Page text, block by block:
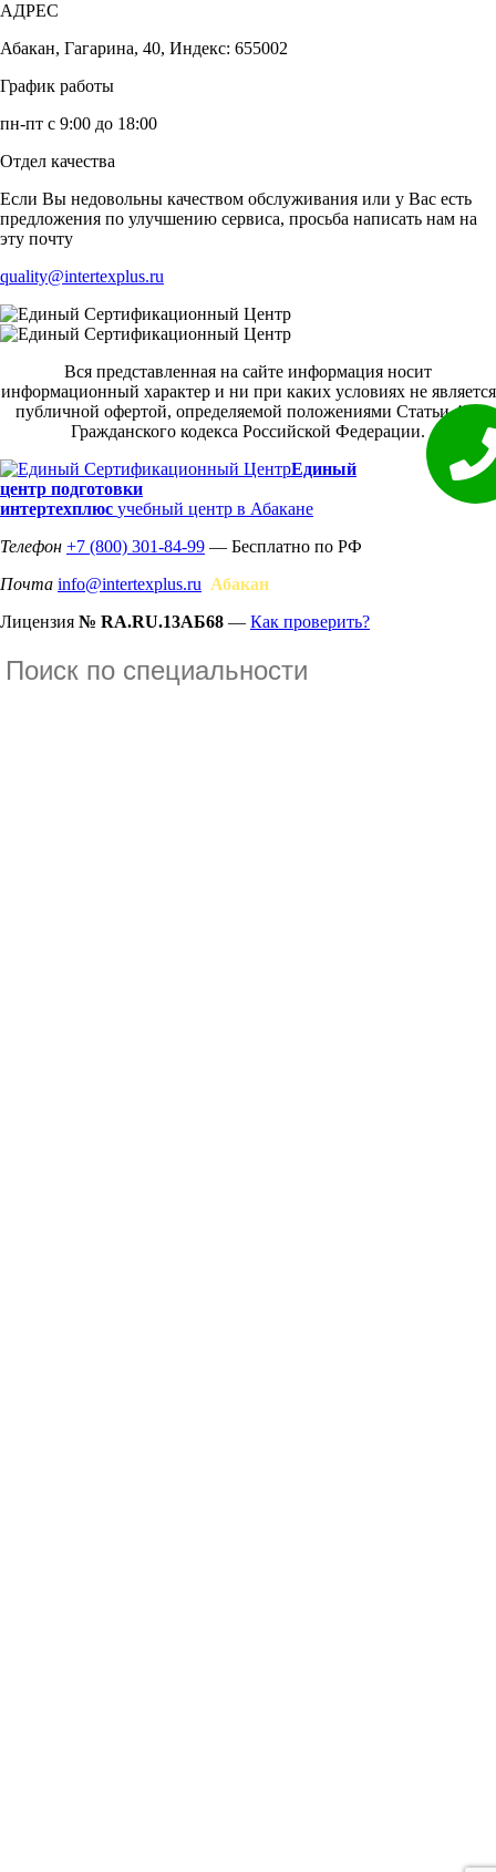
АДРЕС
Абакан, Гагарина, 40, Индекс: 655002
График работы
пн-пт с 9:00 до 18:00
Отдел качества
Если Вы недовольны качеством обслуживания или у Вас есть
предложения по улучшению сервиса, просьба написать нам на
эту почту
quality@intertexplus.ru
Вся представленная на сайте информация носит
информационный характер и ни при каких условиях не является
публичной офертой, определяемой положениями Статьи 437
Гражданского кодекса Российской Федерации.
Единый
центр подготовки
интертехплюс учебный центр в Абакане
Телефон +7 (800) 301-84-99 — Бесплатно по РФ
Почта info@intertexplus.ru Абакан
Лицензия № RA.RU.13АБ68 — Как проверить?